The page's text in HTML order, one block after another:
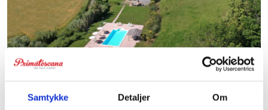
Samtykke Detaljer Om
Casa Galega
Feriehus med god standard og plass til 8 personer. Her